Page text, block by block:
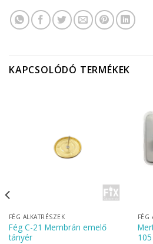
KAPCSOLÓDÓ TERMÉKEK
FÉG ALKATRÉSZEK
Fég C-21 Membrán emelő
tányér
FÉG